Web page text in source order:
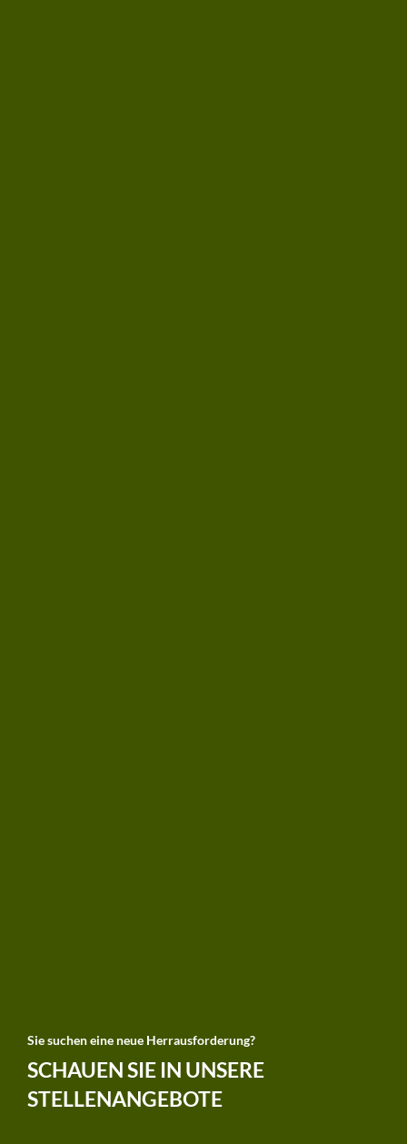
Sie suchen eine neue Herrausforderung?
SCHAUEN SIE IN UNSERE
STELLENANGEBOTE